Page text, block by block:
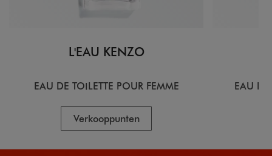
L'EAU KENZO
EAU DE TOILETTE POUR FEMME
Verkooppunten
EAU